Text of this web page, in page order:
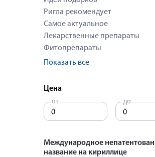
Ригла рекомендует
Самое актуальное
Лекарственные препараты
Фитопрепараты
Показать все
Цена
от до
Международное
название на кириллице